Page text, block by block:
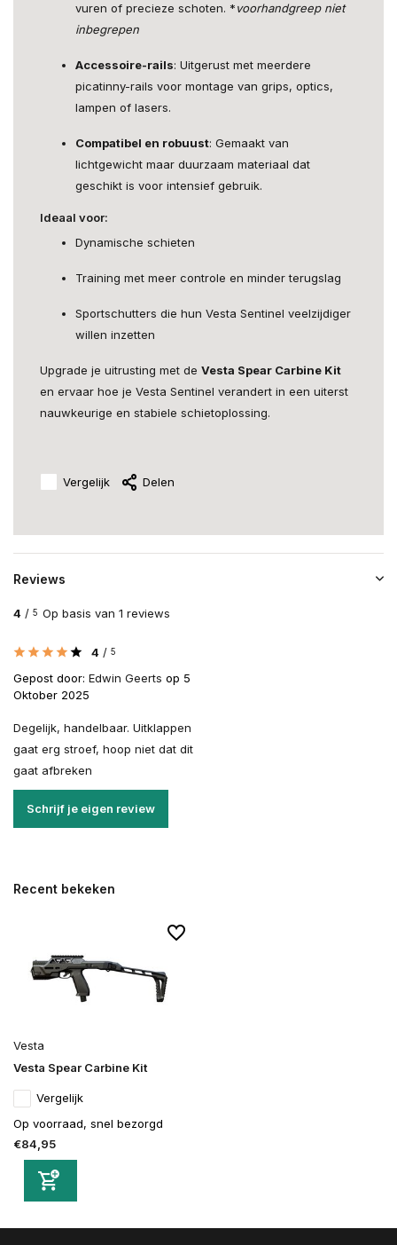
vuren of precieze schoten. *voorhandgreep niet
inbegrepen
Accessoire-rails: Uitgerust met meerdere
picatinny-rails voor montage van grips, optics,
lampen of lasers.
Compatibel en robuust: Gemaakt van
lichtgewicht maar duurzaam materiaal dat
geschikt is voor intensief gebruik.
Ideaal voor:
Dynamische schieten
Training met meer controle en minder terugslag
Sportschutters die hun Vesta Sentinel veelzijdiger
willen inzetten
Upgrade je uitrusting met de Vesta Spear Carbine Kit
en ervaar hoe je Vesta Sentinel verandert in een uiterst
nauwkeurige en stabiele schietoplossing.
Vergelijk Delen
Reviews
4 / 5 Op basis van 1 reviews
4 / 5
Gepost door: Edwin Geerts op 5
Oktober 2025
Degelijk, handelbaar. Uitklappen
gaat erg stroef, hoop niet dat dit
gaat afbreken
Schrijf je eigen review
Recent bekeken
Vesta
Vesta Spear Carbine Kit
Vergelijk
Op voorraad, snel bezorgd
€84,95